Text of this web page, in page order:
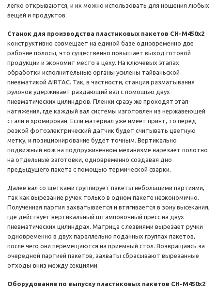
легко открываются, и их можно использовать для ношения любых
вещей и продуктов.
Станок для производства пластиковых пакетов CH-M450x2
конструктивно совмещает на единой базе одновременно две
рабочие полосы, что существенно повышает выход готовой
продукции и экономит место в цеху. На ключевых этапах
обработки исполнительные органы усилены тайваньской
пневматикой AIRTAC. Так, в частности, станция разматывания
рулонов удерживает раздающий вал с помощью двух
пневматических цилиндров. Пленки сразу же проходят этап
натяжения, где каждый вал системы изготовлен из нержавеющей
стали и хромирован. Если материал уже имеет принт, то перед
резкой фотоэлектрический датчик будет считывать цветную
метку, и позиционирование будет точным. Вертикально
подвижный нож на подпружиненном механизме нарезает полотно
на отдельные заготовки, одновременно создавая дно
предыдущего пакета с помощью термической сварки.
Далее вал со щетками группирует пакеты небольшими партиями,
так как вырезание ручек только в одном пакете неэкономично.
Полученная партия захватывается и втягивается в зону высекания,
где действует вертикальный штамповочный пресс на двух
пневматических цилиндрах. Матрица с лезвиями вырезает ручки
одновременно в двух параллельно поданных группах пакетов,
после чего они перемещаются на приемный стол. Возвращаясь за
очередной партией пакетов, захваты сбрасывают вырезанные
отходы вниз между секциями.
Оборудование по выпуску пластиковых пакетов CH-M450x2